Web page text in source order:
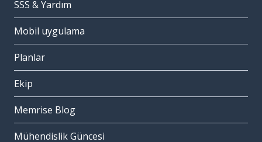
SSS & Yardım
Mobil uygulama
Planlar
Ekip
Memrise Blog
Mühendislik Güncesi